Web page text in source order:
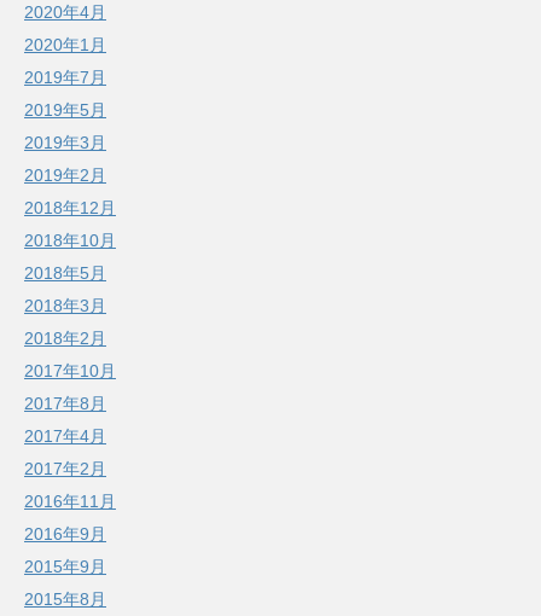
2020年4月
2020年1月
2019年7月
2019年5月
2019年3月
2019年2月
2018年12月
2018年10月
2018年5月
2018年3月
2018年2月
2017年10月
2017年8月
2017年4月
2017年2月
2016年11月
2016年9月
2015年9月
2015年8月